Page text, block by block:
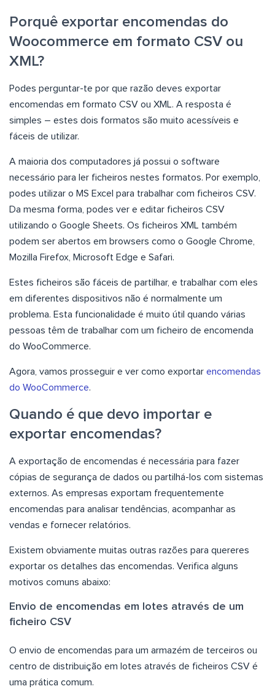
Porquê exportar encomendas do
Woocommerce em formato CSV ou
XML?
Podes perguntar-te por que razão deves exportar
encomendas em formato CSV ou XML. A resposta é
simples – estes dois formatos são muito acessíveis e
fáceis de utilizar.
A maioria dos computadores já possui o software
necessário para ler ficheiros nestes formatos. Por exemplo,
podes utilizar o MS Excel para trabalhar com ficheiros CSV.
Da mesma forma, podes ver e editar ficheiros CSV
utilizando o Google Sheets. Os ficheiros XML também
podem ser abertos em browsers como o Google Chrome,
Mozilla Firefox, Microsoft Edge e Safari.
Estes ficheiros são fáceis de partilhar, e trabalhar com eles
em diferentes dispositivos não é normalmente um
problema. Esta funcionalidade é muito útil quando várias
pessoas têm de trabalhar com um ficheiro de encomenda
do WooCommerce.
Agora, vamos prosseguir e ver como exportar encomendas
do WooCommerce.
Quando é que devo importar e
exportar encomendas?
A exportação de encomendas é necessária para fazer
cópias de segurança de dados ou partilhá-los com sistemas
externos. As empresas exportam frequentemente
encomendas para analisar tendências, acompanhar as
vendas e fornecer relatórios.
Existem obviamente muitas outras razões para quereres
exportar os detalhes das encomendas. Verifica alguns
motivos comuns abaixo:
Envio de encomendas em lotes através de um
ficheiro CSV
O envio de encomendas para um armazém de terceiros ou
centro de distribuição em lotes através de ficheiros CSV é
uma prática comum.